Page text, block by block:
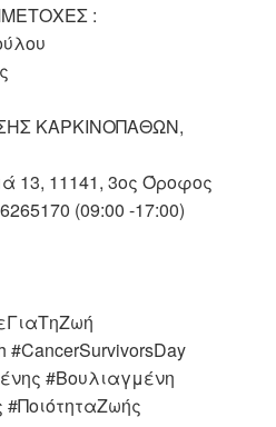
:
ΚΑΡΚΙΝΟΠΑΘΩΝ,
13, 11141, 3ος Όροφος
(09:00 -17:00)
#CancerSurvivorsDay
#Βουλιαγμένη